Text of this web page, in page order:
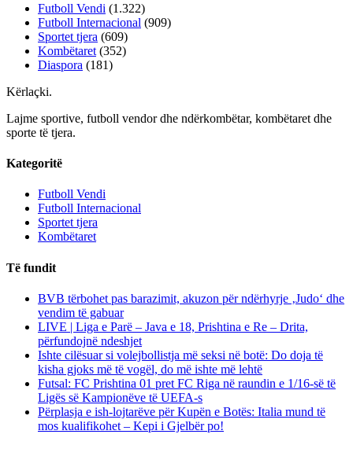
Futboll Vendi (1.322)
Futboll Internacional (909)
Sportet tjera (609)
Kombëtaret (352)
Diaspora (181)
Kërlaçki.
Lajme sportive, futboll vendor dhe ndërkombëtar, kombëtaret dhe
sporte të tjera.
Kategoritë
Futboll Vendi
Futboll Internacional
Sportet tjera
Kombëtaret
Të fundit
BVB tërbohet pas barazimit, akuzon për ndërhyrje ‚Judo‘ dhe
vendim të gabuar
LIVE | Liga e Parë – Java e 18, Prishtina e Re – Drita,
përfundojnë ndeshjet
Ishte cilësuar si volejbollistja më seksi në botë: Do doja të
kisha gjoks më të vogël, do më ishte më lehtë
Futsal: FC Prishtina 01 pret FC Riga në raundin e 1/16-së të
Ligës së Kampionëve të UEFA-s
Përplasja e ish-lojtarëve për Kupën e Botës: Italia mund të
mos kualifikohet – Kepi i Gjelbër po!